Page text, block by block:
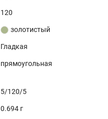
120
золотистый
Гладкая
прямоугольная
5/120/5
0.694 г